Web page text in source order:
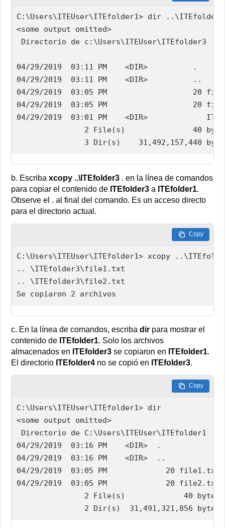
C:\Users\ITEUser\ITEfolder1> dir ..\ITEfolder3
<some output omitted>
Directorio de c:\Users\ITEUser\ITEfolder3
04/29/2019  03:11 PM    <DIR>          .
04/29/2019  03:11 PM    <DIR>          ..
04/29/2019  03:05 PM                   20
04/29/2019  03:05 PM                   20
04/29/2019  03:01 PM    <DIR>
2 File(s)               40
3 Dir(s)    31,492,157,440
b. Escribaxcopy ..\ITEfolder3 . en la línea de comandos
para copiar el contenido de ITEfolder3 a ITEfolder1.
Observe el . al final del comando. Es un acceso directo
para el directorio actual.
Copy
C:\Users\ITEUser\ITEfolder1> xcopy
.. \ITEfolder3\file1.txt
.. \ITEfolder3\file2.txt
Se copiaron 2 archivos
c. En la línea de comandos, escribadir para mostrar el
contenido de ITEfolder1. Solo los archivos
almacenados en ITEfolder3 se copiaron en ITEfolder1.
El directorio ITEfolder4 no se copió en ITEfolder3.
Copy
C:\Users\ITEUser\ITEfolder1> dir
<some output omitted>
Directorio de C:\Users\ITEUser\ITEfolder1
04/29/2019  03:16 PM    <DIR>  .
04/29/2019  03:16 PM    <DIR>  ..
04/29/2019  03:05 PM             20 file1.txt
04/29/2019  03:05 PM             20 file2.txt
               2 File(s)             40 bytes
2 Dir(s)  31,491,321,856 bytes